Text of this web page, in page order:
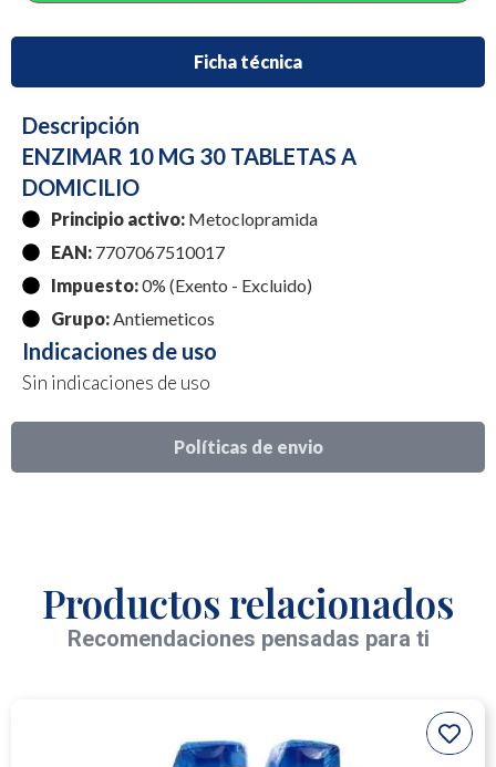
Ficha técnica
Políticas de envio
Descripción
ENZIMAR 10 MG 30 TABLETAS A
DOMICILIO
Principio activo: Metoclopramida
EAN: 7707067510017
Impuesto:0% (Exento - Excluido)
Grupo:Antiemeticos
Indicaciones de uso
Sin indicaciones de uso
Productos relacionados
Recomendaciones pensadas para ti